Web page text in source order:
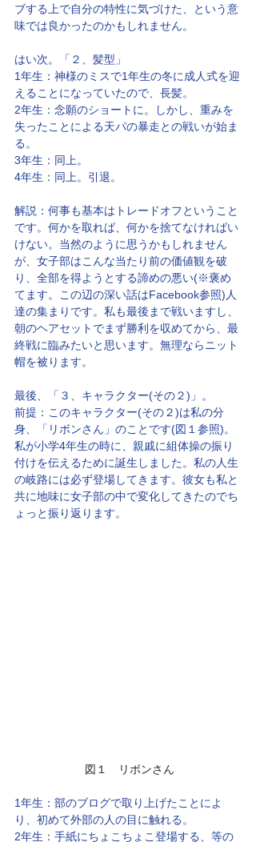
ブする上で自分の特性に気づけた、という意
味では良かったのかもしれません。
はい次。「２、髪型」
1年生：神様のミスで1年生の冬に成人式を迎
えることになっていたので、長髪。
2年生：念願のショートに。しかし、重みを
失ったことによる天パの暴走との戦いが始ま
る。
3年生：同上。
4年生：同上。引退。
解説：何事も基本はトレードオフということ
です。何かを取れば、何かを捨てなければい
けない。当然のように思うかもしれません
が、女子部はこんな当たり前の価値観を破
り、全部を得ようとする諦めの悪い(※褒め
てます。この辺の深い話はFacebook参照)人
達の集まりです。私も最後まで戦いますし、
朝のヘアセットでまず勝利を収めてから、最
終戦に臨みたいと思います。無理ならニット
帽を被ります。
最後、「３、キャラクター(その２)」。
前提：このキャラクター(その２)は私の分
身、「リボンさん」のことです(図１参照)。
私が小学4年生の時に、親戚に組体操の振り
付けを伝えるために誕生しました。私の人生
の岐路には必ず登場してきます。彼女も私と
共に地味に女子部の中で変化してきたのでち
ょっと振り返ります。
図１　リボンさん
1年生：部のブログで取り上げたことによ
り、初めて外部の人の目に触れる。
2年生：手紙にちょこちょこ登場する、等の